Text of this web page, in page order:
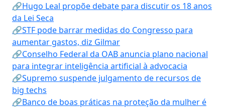
🔗Hugo Leal propõe debate para discutir os 18 anos
da Lei Seca
🔗STF pode barrar medidas do Congresso para
aumentar gastos, diz Gilmar
🔗Conselho Federal da OAB anuncia plano nacional
para integrar inteligência artificial à advocacia
🔗Supremo suspende julgamento de recursos de
big techs
🔗Banco de boas práticas na proteção da mulher é